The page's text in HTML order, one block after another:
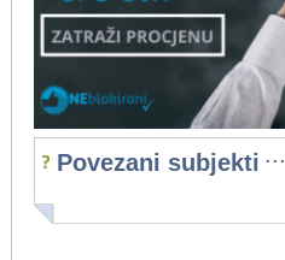
Povezani subjekti ...